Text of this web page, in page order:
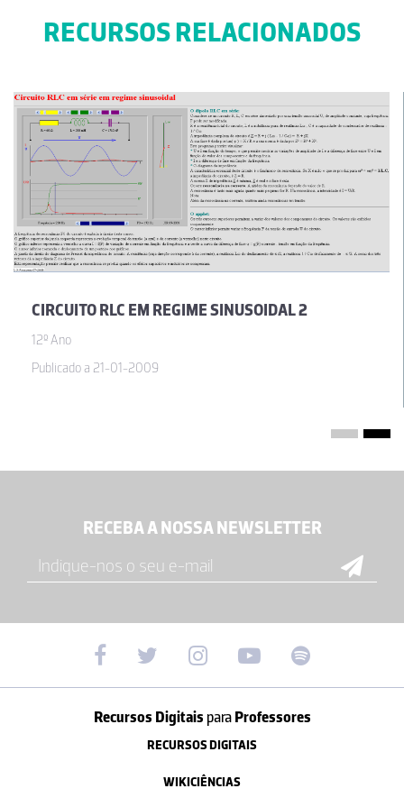
RECURSOS RELACIONADOS
CIRCUITO RLC EM REGIME SINUSOIDAL 2
12º Ano
Publicado a 21-01-2009
RECEBA A NOSSA NEWSLETTER
Recursos Digitais paraProfessores
RECURSOS DIGITAIS
WIKICIÊNCIAS